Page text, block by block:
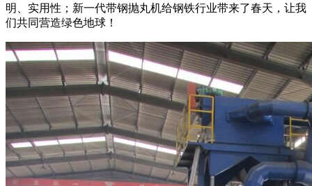
明、实用性；新一代带钢抛丸机给钢铁行业带来了春天，让我
们共同营造绿色地球！